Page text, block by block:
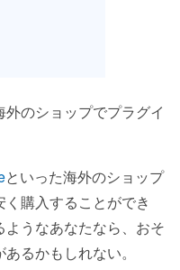
のショップでプラグイ
といった海外のショップ
購入することができ
うなあなたなら、おそ
るかもしれない。